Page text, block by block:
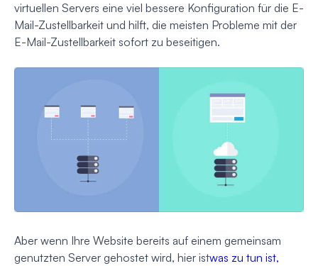
virtuellen Servers eine viel bessere Konfiguration für die E-
Mail-Zustellbarkeit und hilft, die meisten Probleme mit der
E-Mail-Zustellbarkeit sofort zu beseitigen.
Aber wenn Ihre Website bereits auf einem gemeinsam
genutzten Server gehostet wird, hier istwas zu tun ist,